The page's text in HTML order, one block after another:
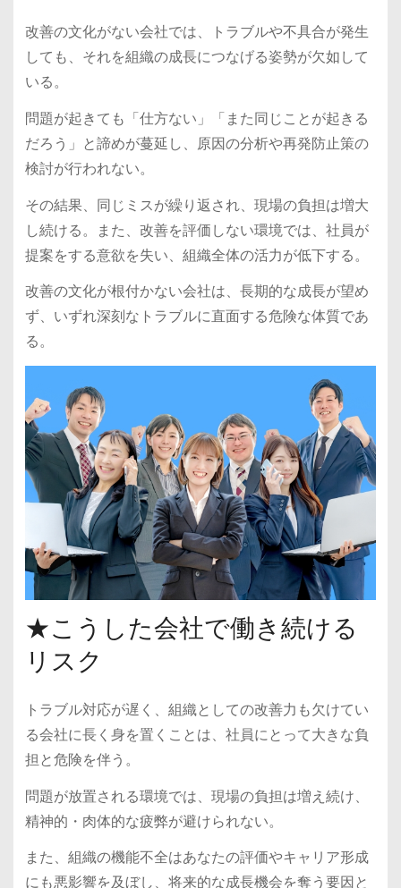
改善の文化がない会社では、トラブルや不具合が発生
しても、それを組織の成長につなげる姿勢が欠如して
いる。
問題が起きても「仕方ない」「また同じことが起きる
だろう」と諦めが蔓延し、原因の分析や再発防止策の
検討が行われない。
その結果、同じミスが繰り返され、現場の負担は増大
し続ける。また、改善を評価しない環境では、社員が
提案をする意欲を失い、組織全体の活力が低下する。
改善の文化が根付かない会社は、長期的な成長が望め
ず、いずれ深刻なトラブルに直面する危険な体質であ
る。
★こうした会社で働き続ける
リスク
トラブル対応が遅く、組織としての改善力も欠けてい
る会社に長く身を置くことは、社員にとって大きな負
担と危険を伴う。
問題が放置される環境では、現場の負担は増え続け、
精神的・肉体的な疲弊が避けられない。
また、組織の機能不全はあなたの評価やキャリア形成
にも悪影響を及ぼし、将来的な成長機会を奪う要因と